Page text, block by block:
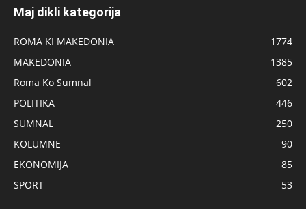
Maj dikli kategorija
ROMA KI MAKEDONIA
1774
MAKEDONIA
1385
Roma Ko Sumnal
602
POLITIKA
446
SUMNAL
250
KOLUMNE
90
EKONOMIJA
85
SPORT
53